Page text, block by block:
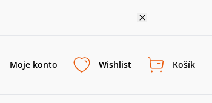
Moje konto Wishlist Košík